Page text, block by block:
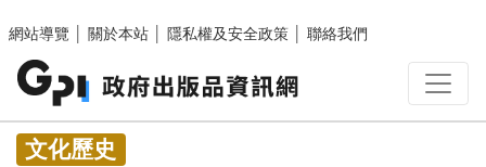
網站導覽
關於本站 隱私權及安全政策 聯絡我們
:::
文化歷史